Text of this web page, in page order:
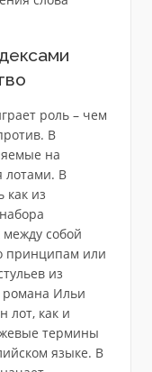
роль – чем
В
на
лотами. В
как из
собой
принципам или
из
романа Ильи
лот, как и
термины
языке. В